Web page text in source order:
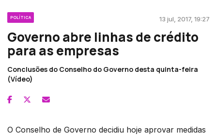
POLÍTICA 13 jul, 2017, 19:27
Governo abre linhas de crédito
para as empresas
Conclusões do Conselho do Governo desta quinta-feira
(Vídeo)
O Conselho de Governo decidiu hoje aprovar medidas